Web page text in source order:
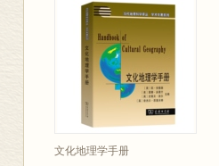
文化地理学手册